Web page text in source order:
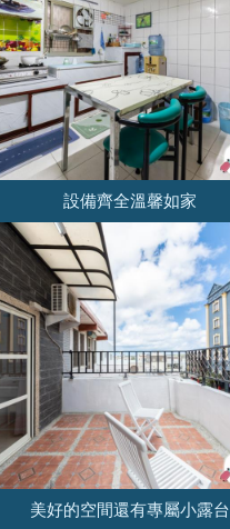
設備齊全溫馨如家
美好的空間還有專屬小露台